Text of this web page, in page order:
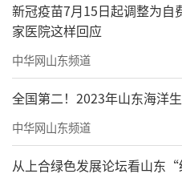
新冠疫苗7月15日起调整为自
家医院这样回应
中华网山东频道
全国第二！2023年山东海洋
中华网山东频道
从上合绿色发展论坛看山东“